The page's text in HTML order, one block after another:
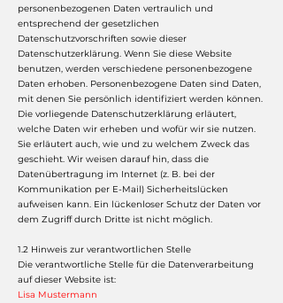
personenbezogenen Daten vertraulich und
entsprechend der gesetzlichen
Datenschutzvorschriften sowie dieser
Datenschutzerklärung. Wenn Sie diese Website
benutzen, werden verschiedene personenbezogene
Daten erhoben. Personenbezogene Daten sind Daten,
mit denen Sie persönlich identifiziert werden können.
Die vorliegende Datenschutzerklärung erläutert,
welche Daten wir erheben und wofür wir sie nutzen.
Sie erläutert auch, wie und zu welchem Zweck das
geschieht. Wir weisen darauf hin, dass die
Datenübertragung im Internet (z. B. bei der
Kommunikation per E-Mail) Sicherheitslücken
aufweisen kann. Ein lückenloser Schutz der Daten vor
dem Zugriff durch Dritte ist nicht möglich.
1.2 Hinweis zur verantwortlichen Stelle
Die verantwortliche Stelle für die Datenverarbeitung
auf dieser Website ist:
Lisa Mustermann